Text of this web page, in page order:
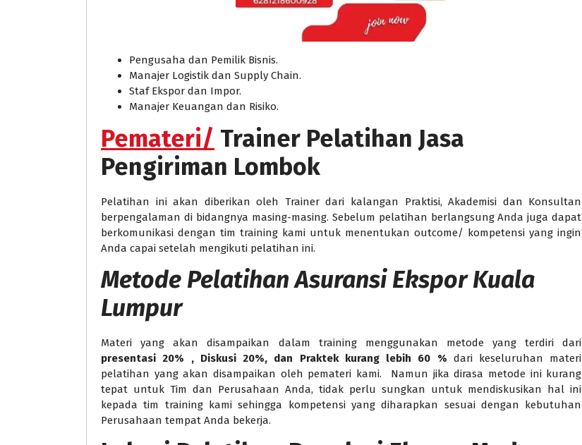
Pengusaha dan Pemilik Bisnis.
Manajer Logistik dan Supply Chain.
Staf Ekspor dan Impor.
Manajer Keuangan dan Risiko.
Pemateri/ Trainer Pelatihan Jasa
Pengiriman Lombok
Pelatihan ini akan diberikan oleh Trainer dari kalangan Praktisi, Akademisi dan Konsultan
berpengalaman di bidangnya masing-masing. Sebelum pelatihan berlangsung Anda juga dapat
berkomunikasi dengan tim training kami untuk menentukan outcome/ kompetensi yang ingin
Anda capai setelah mengikuti pelatihan ini.
Metode Pelatihan Asuransi Ekspor Kuala
Lumpur
Materi yang akan disampaikan dalam training menggunakan metode yang terdiri dari
presentasi 20% , Diskusi 20%, dan Praktek kurang lebih 60 % dari keseluruhan materi
pelatihan yang akan disampaikan oleh pemateri kami. Namun jika dirasa metode ini kurang
tepat untuk Tim dan Perusahaan Anda, tidak perlu sungkan untuk mendiskusikan hal ini
kepada tim training kami sehingga kompetensi yang diharapkan sesuai dengan kebutuhan
Perusahaan tempat Anda bekerja.